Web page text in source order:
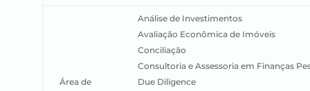
Área de
Análise de Investimentos
Avaliação Econômica de Imóveis
Conciliação
Consultoria e Assessoria em Finanças
Due Diligence